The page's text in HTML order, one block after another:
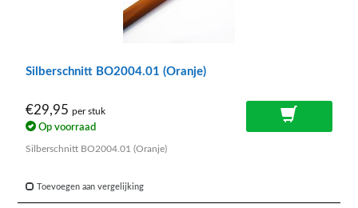
Silberschnitt BO2004.01 (Oranje)
€29,95 per stuk
Op voorraad
Silberschnitt BO2004.01 (Oranje)
Toevoegen aan vergelijking